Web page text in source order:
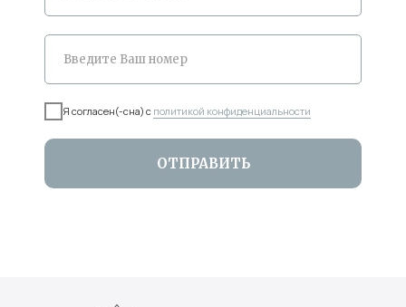
Я согласен(-сна) с политикой конфиденциальности
ОТПРАВИТЬ